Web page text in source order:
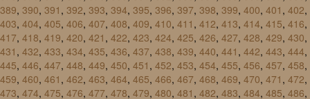
389, 390, 391 , 392, 393, 394, 395, 396, 397, 398, 399, 400, 401 , 402,
403, 404, 405, 406, 407, 408, 409, 410, 411 , 412, 413, 414, 415, 416,
417, 418, 419, 420, 421 , 422, 423, 424, 425, 426, 427, 428, 429, 430,
431 , 432, 433, 434, 435, 436, 437, 438, 439, 440, 441 , 442, 443, 444,
445, 446, 447, 448, 449, 450, 451 , 452, 453, 454, 455, 456, 457, 458,
459, 460, 461 , 462, 463, 464, 465, 466, 467, 468, 469, 470, 471 , 472,
473, 474, 475, 476, 477, 478, 479, 480, 481 , 482, 483, 484, 485, 486,